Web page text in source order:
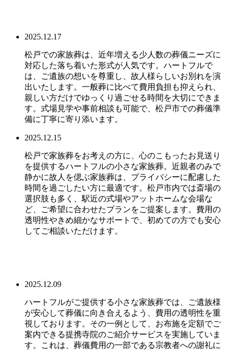
2025.12.17
松戸での家族葬は、近年増える少人数の葬儀ニーズに
対応した落ち着いた形式が人気です。ハートフルで
は、ご遺族の想いを尊重し、故人様らしいお別れを演
出いたします。一般葬に比べて費用負担も抑えられ、
親しい方だけでゆっくり過ごせる時間を大切にできま
す。式場見学や事前相談も可能で、松戸市での葬儀準
備に丁寧に寄り添います。
2025.12.15
松戸で家族葬をお考えの方に、心のこもったお見送り
を提供するハートフルの小さな家族葬。近親者のみで
静かに故人を偲ぶ家族葬は、プライバシーに配慮した
時間を過ごしたい方に最適です。松戸市内では斎場の
選択肢も多く、駅近の式場やアットホームな会場な
ど、ご希望に合わせたプランをご提案します。費用の
透明性やきめ細かなサポートで、初めての方でも安心
してご相談いただけます。
2025.12.09
ハートフルがご提供する小さな家族葬では、ご遺族様
が安心して葬儀に向き合えるよう、費用の透明性を重
視しております。その一例として、お布施を定額でご
案内できる提携寺院のご紹介サービスを実施していま
す。これは、葬儀費用の一部である宗教者への謝礼に